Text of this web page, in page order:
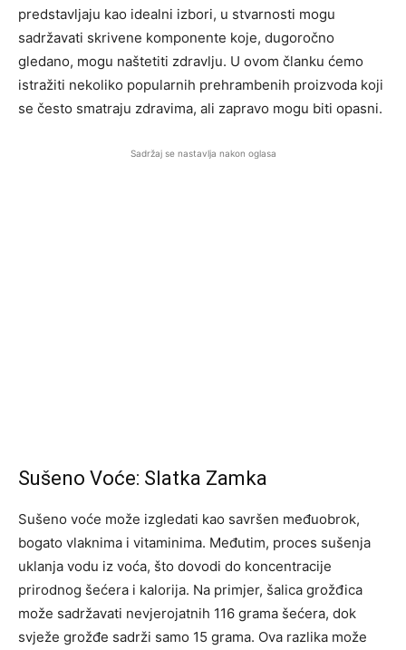
predstavljaju kao idealni izbori, u stvarnosti mogu
sadržavati skrivene komponente koje, dugoročno
gledano, mogu naštetiti zdravlju. U ovom članku ćemo
istražiti nekoliko popularnih prehrambenih proizvoda koji
se često smatraju zdravima, ali zapravo mogu biti opasni.
Sadržaj se nastavlja nakon oglasa
Sušeno Voće: Slatka Zamka
Sušeno voće može izgledati kao savršen međuobrok,
bogato vlaknima i vitaminima. Međutim, proces sušenja
uklanja vodu iz voća, što dovodi do koncentracije
prirodnog šećera i kalorija. Na primjer, šalica grožđica
može sadržavati nevjerojatnih 116 grama šećera, dok
svježe grožđe sadrži samo 15 grama. Ova razlika može